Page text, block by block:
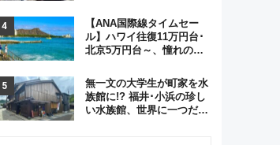
実アレンジの特別仕様へ、
8月5日始発から
【ANA国際線タイムセー
ル】ハワイ往復11万円台･
北京5万円台～、憧れのビ
GW旅行まで狙える激アツ
路線まとめ（8/10まで）
無一文の大学生が町家を水
族館に!? 福井･小浜の珍し
い水族館、世界に一つだけ